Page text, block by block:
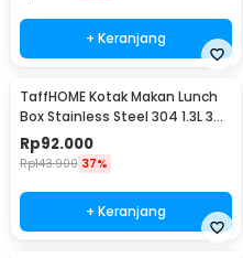
+ Keranjang
TaffHOME Kotak Makan Lunch
Box Stainless Steel 304 1.3L 3
Grid - U-4
Rp92.000
Rp143.900 37%
+ Keranjang